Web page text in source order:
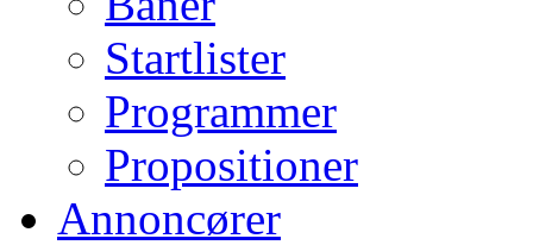
Startlister
Programmer
Propositioner
Annoncører